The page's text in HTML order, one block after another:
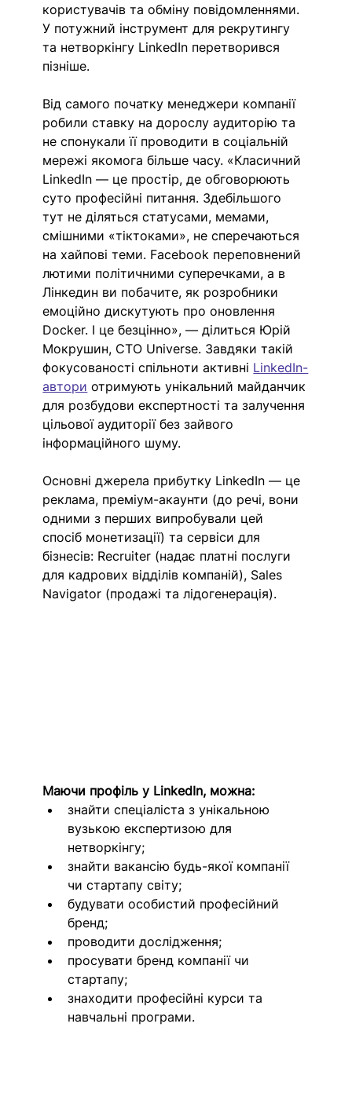
користувачів та обміну повідомленнями.
У потужний інструмент для рекрутингу
та нетворкінгу LinkedIn перетворився
пізніше.
Від самого початку менеджери компанії
робили ставку на дорослу аудиторію та
не спонукали її проводити в соціальній
мережі якомога більше часу. «Класичний
LinkedIn — це простір, де обговорюють
суто професійні питання. Здебільшого
тут не діляться статусами, мемами,
смішними «тіктоками», не сперечаються
на хайпові теми. Facebook переповнений
лютими політичними суперечками, а в
Лінкедин ви побачите, як розробники
емоційно дискутують про оновлення
Docker. І це безцінно», — ділиться Юрій
Мокрушин, CTO Universe. Завдяки такій
фокусованості спільноти активні LinkedIn-
автори отримують унікальний майданчик
для розбудови експертності та залучення
цільової аудиторії без зайвого
інформаційного шуму.
Основні джерела прибутку LinkedIn — це
реклама, преміум-акаунти (до речі, вони
одними з перших випробували цей
спосіб монетизації) та сервіси для
бізнесів: Recruiter (надає платні послуги
для кадрових відділів компаній), Sales
Navigator (продажі та лідогенерація).
Маючи профіль у LinkedIn, можна:
знайти спеціаліста з унікальною
вузькою експертизою для
нетворкінгу;
знайти вакансію будь-якої компанії
чи стартапу світу;
будувати особистий професійний
бренд;
проводити дослідження;
просувати бренд компанії чи
стартапу;
знаходити професійні курси та
навчальні програми.